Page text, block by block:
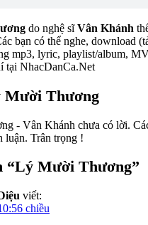
do nghệ sĩVân Khánh
bạn có thể nghe, download
mp3, lyric, playlist/album,
tại NhacDanCa.Net
Thương
- Vân Khánh chưa có lời.
luận. Trân trọng !
“Lý Mười Thương”
viết:
chiều